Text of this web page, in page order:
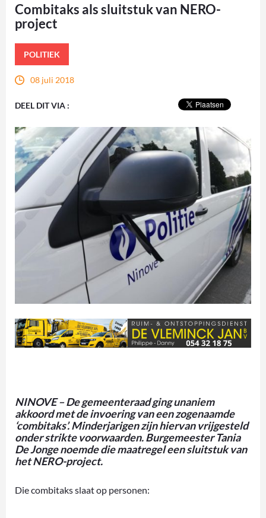
Combitaks als sluitstuk van NERO-
project
POLITIEK
08 juli 2018
DEEL DIT VIA :
NINOVE – De gemeenteraad ging unaniem
akkoord met de invoering van een zogenaamde
‘combitaks’. Minderjarigen zijn hiervan vrijgesteld
onder strikte voorwaarden. Burgemeester Tania
De Jonge noemde die maatregel een sluitstuk van
het NERO-project.
Die combitaks slaat op personen: